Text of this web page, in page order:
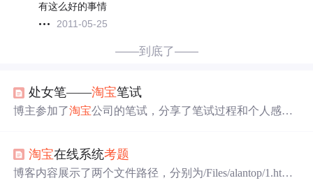
有这么好的事情
2011-05-25
——到底了——
处女笔——淘宝笔试
博主参加了淘宝公司的笔试，分享了笔试过程和个人感
淘宝在线系统考题
博客内容展示了两个文件路径，分别为/Files/alantop/1.htm